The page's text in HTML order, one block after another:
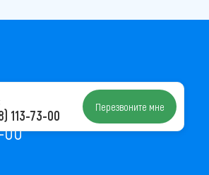
Йули, 7
00
113-73-00 Перезвоните мне